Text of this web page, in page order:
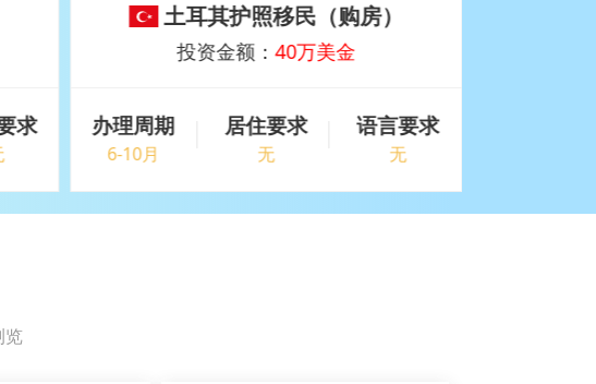
求
土耳其护照移民（购房）
投资金额：40万美金
办理周期
6-10月
居住要求
无
语言要求
无
览